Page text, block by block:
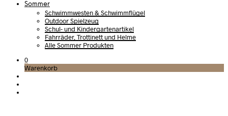
Sommer
Schwimmwesten & Schwimmflügel
Outdoor Spielzeug
Schul- und Kindergartenartikel
Fahrräder, Trottinett und Helme
Alle Sommer Produkten
0
Warenkorb